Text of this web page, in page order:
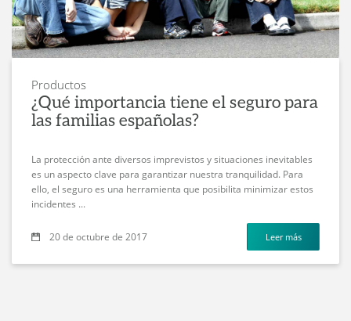
Productos
¿Qué importancia tiene el seguro para
las familias españolas?
La protección ante diversos imprevistos y situaciones inevitables
es un aspecto clave para garantizar nuestra tranquilidad. Para
ello, el seguro es una herramienta que posibilita minimizar estos
incidentes ...
20 de octubre de 2017 Leer más